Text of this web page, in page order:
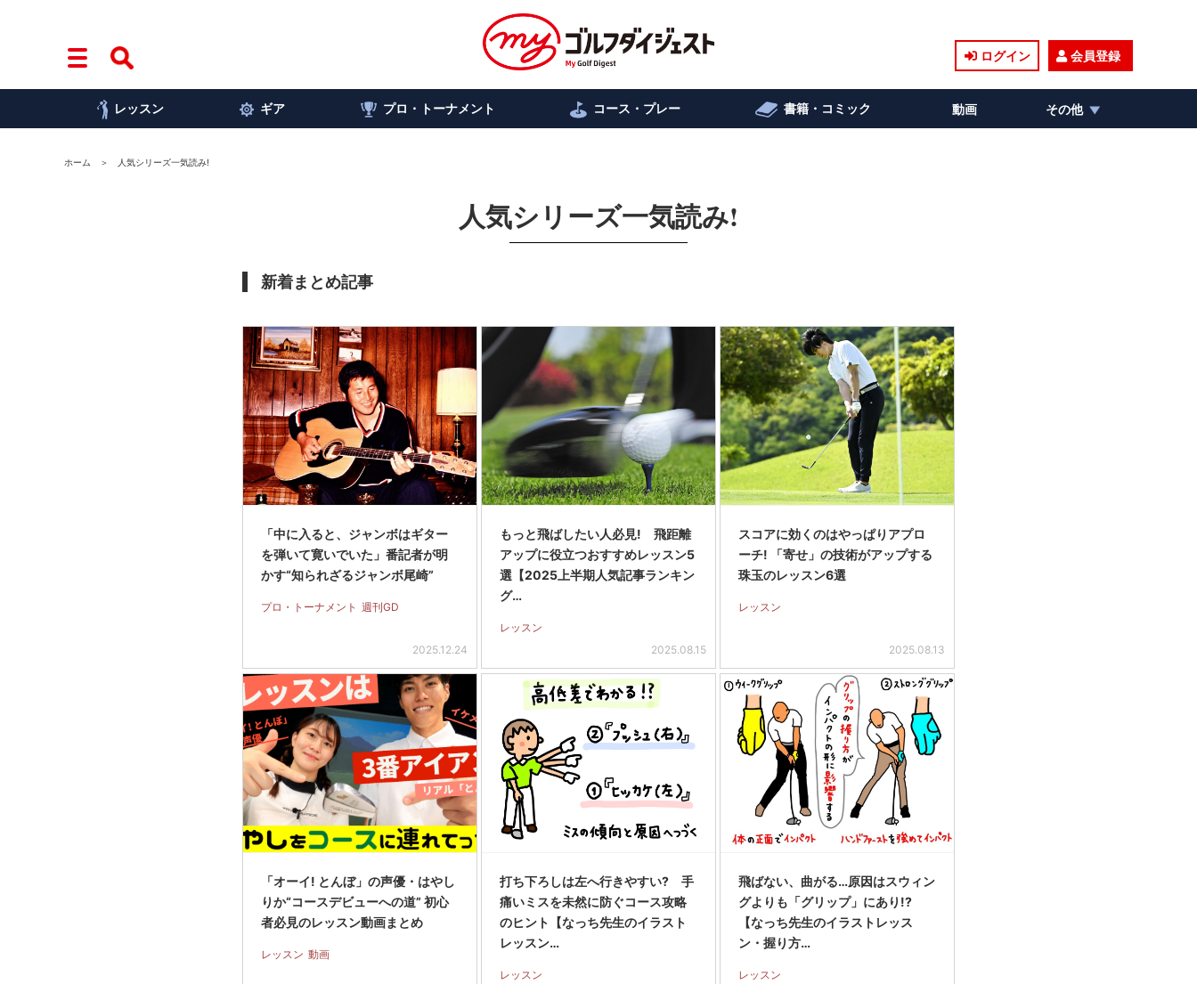
ログイン 会員登録
レッスン ギア プロ・トーナメント コース・プレー 書籍・コミック 動画 その他
ホーム 人気シリーズ一気読み!
人気シリーズ一気読み!
新着まとめ記事
「中に入ると、ジャンボはギター
を弾いて寛いでいた」番記者が明
かす“知られざるジャンボ尾崎”
プロ・トーナメント 週刊GD
2025.12.24
もっと飛ばしたい人必見! 飛距離
アップに役立つおすすめレッスン5
選【2025上半期人気記事ランキン
グ…
レッスン
2025.08.15
スコアに効くのはやっぱりアプロ
ーチ! 「寄せ」の技術がアップする
珠玉のレッスン6選
レッスン
2025.08.13
「オーイ! とんぼ」の声優・はやし
りか“コースデビューへの道” 初心
者必見のレッスン動画まとめ
レッスン 動画
打ち下ろしは左へ行きやすい? 手
痛いミスを未然に防ぐコース攻略
のヒント【なっち先生のイラスト
レッスン…
レッスン
飛ばない、曲がる…原因はスウィン
グよりも「グリップ」にあり!?
【なっち先生のイラストレッス
ン・握り方…
レッスン